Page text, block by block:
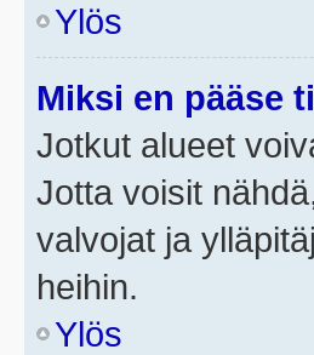
Ylös
Miksi en pääse
Jotkut alueet
Jotta voisit
valvojat ja
heihin.
Ylös